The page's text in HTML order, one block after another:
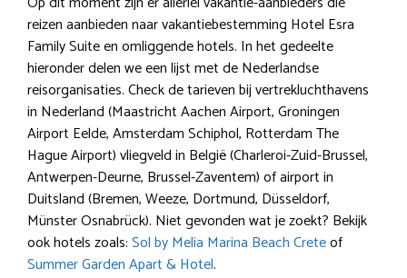
reizen aanbieden naar vakantiebestemming Hotel Esra
Family Suite en omliggende hotels. In het gedeelte
hieronder delen we een lijst met de Nederlandse
reisorganisaties. Check de tarieven bij vertrekluchthavens
in Nederland (Maastricht Aachen Airport, Groningen
Airport Eelde, Amsterdam Schiphol, Rotterdam The
Hague Airport) vliegveld in België (Charleroi-Zuid-Brussel,
Antwerpen-Deurne, Brussel-Zaventem) of airport in
Duitsland (Bremen, Weeze, Dortmund, Düsseldorf,
Münster Osnabrück). Niet gevonden wat je zoekt? Bekijk
ook hotels zoals:Sol by Melia Marina Beach Creteof
Summer Garden Apart & Hotel.